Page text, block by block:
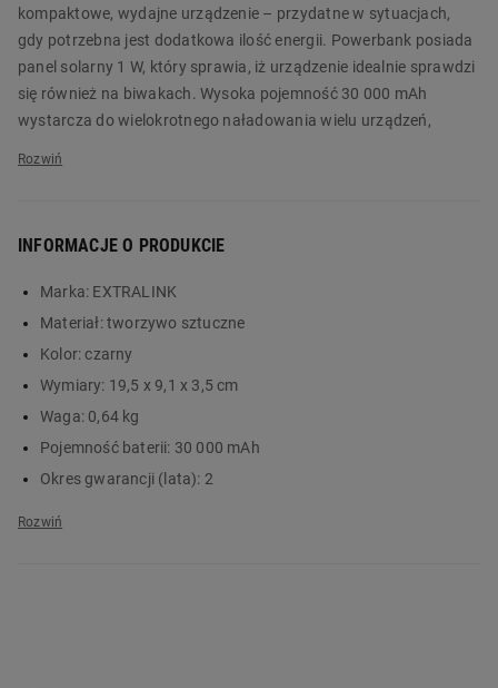
kompaktowe, wydajne urządzenie – przydatne w sytuacjach,
gdy potrzebna jest dodatkowa ilość energii. Powerbank posiada
panel solarny 1 W, który sprawia, iż urządzenie idealnie sprawdzi
się również na biwakach. Wysoka pojemność 30 000 mAh
wystarcza do wielokrotnego naładowania wielu urządzeń,
bezpieczeństwo i wydajność na wysokim poziomie. Urządzenie
ładowania. W miejscach, gdzie trudno o dostęp do
elektryczności idealnie sprawdzi się powerbank solarny
EXTRALINK EPB-093! Panel solarny umieszczony w obudowie
pozwala doładować powerbank energią promieni słonecznych.
Powerbank EXTRALINK to przydatne urządzenie w sytuacjach
gdy potrzebna jest dodatkowa ilość energii! Nie zwlekaj z
zakupem i zamów go na Biedronka Home już teraz!
INFORMACJE O PRODUKCIE
Marka: EXTRALINK
Materiał:tworzywo sztuczne
Kolor:czarny
Wymiary: 19,5 x 9,1 x 3,5 cm
Waga: 0,64 kg
Pojemność baterii: 30 000 mAh
Okres gwarancji (lata): 2